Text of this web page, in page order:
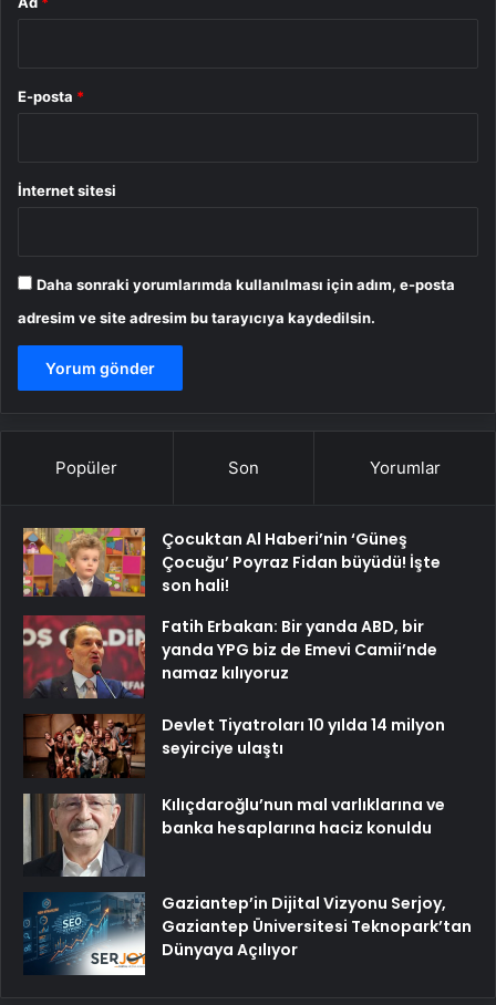
E-posta *
İnternet sitesi
Daha sonraki yorumlarımda kullanılması için adım, e-posta
adresim ve site adresim bu tarayıcıya kaydedilsin.
Popüler Son Yorumlar
Çocuktan Al Haberi’nin ‘Güneş
Çocuğu’ Poyraz Fidan büyüdü! İşte
son hali!
Fatih Erbakan: Bir yanda ABD, bir
yanda YPG biz de Emevi Camii’nde
namaz kılıyoruz
Devlet Tiyatroları 10 yılda 14 milyon
seyirciye ulaştı
Kılıçdaroğlu’nun mal varlıklarına ve
banka hesaplarına haciz konuldu
Gaziantep’in Dijital Vizyonu Serjoy,
Gaziantep Üniversitesi Teknopark’tan
Dünyaya Açılıyor